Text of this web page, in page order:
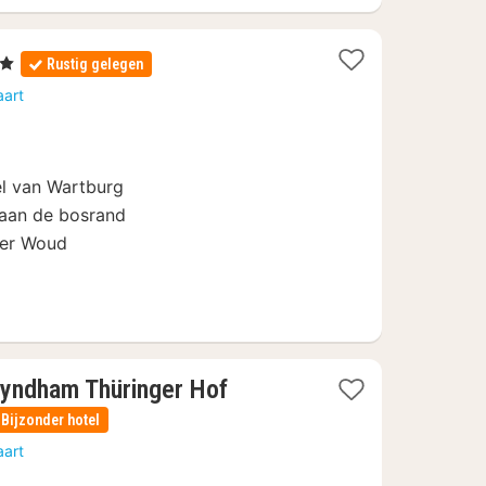
Rustig gelegen
van Wartburg
de bosrand
Woud
Thüringer Hof
Bijzonder hotel